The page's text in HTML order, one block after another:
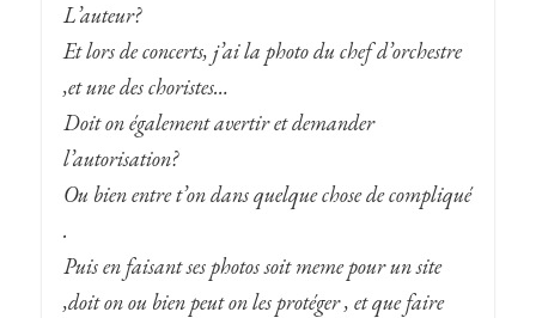
L’auteur?
Et lors de concerts, j’ai la photo du chef d’orchestre
,et une des choristes…
Doit on également avertir et demander
l’autorisation?
Ou bien entre t’on dans quelque chose de compliqué
.
Puis en faisant ses photos soit meme pour un site
,doit on ou bien peut on les protéger , et que faire